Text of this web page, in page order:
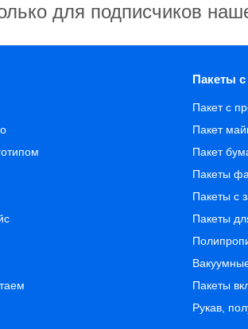
для подписчиков
Пакеты
Пакет с
Пакет
Пакет
Пакеты
Пакеты с
Пакеты
Пакеты
Рукав,